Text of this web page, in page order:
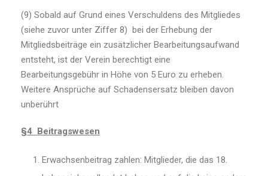
(9) Sobald auf Grund eines Verschuldens des Mitgliedes
(siehe zuvor unter Ziffer 8) bei der Erhebung der
Mitgliedsbeiträge ein zusätzlicher Bearbeitungsaufwand
entsteht, ist der Verein berechtigt eine
Bearbeitungsgebühr in Höhe von 5 Euro zu erheben.
Weitere Ansprüche auf Schadensersatz bleiben davon
unberührt
§4 Beitragswesen
Erwachsenbeitrag zahlen: Mitglieder, die das 18.